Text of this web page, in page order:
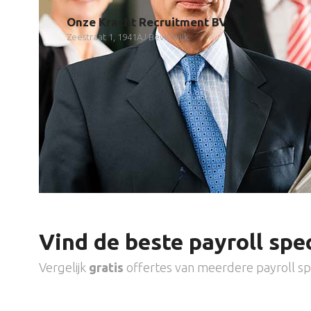
Onze Kracht Recruitment BV
Zeestraat 1, 1941AJ Beverwijk
Vind de beste payroll
Vergelijk gratis offertes van meerdere payroll